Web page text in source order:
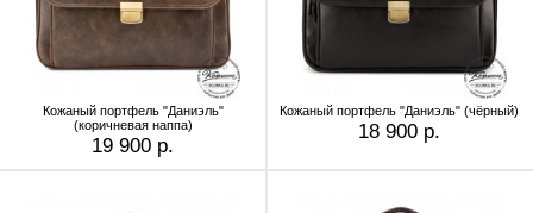
Кожаный портфель "Даниэль"
(коричневая наппа)
19 900 р.
Кожаный портфель "Даниэль" (чёрный)
18 900 р.